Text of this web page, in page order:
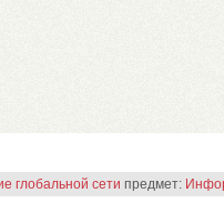
глобальной сети предмет: